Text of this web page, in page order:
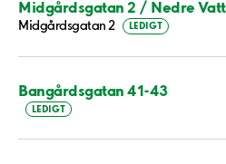
Midgårdsgatan 2 / Nedre
Midgårdsgatan 2 LEDIGT
Bangårdsgatan 41-43
LEDIGT